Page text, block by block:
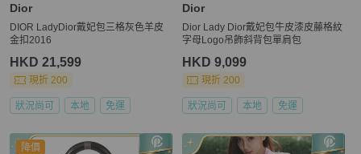
Dior
DIOR LadyDior戴妃包三格灰色羊皮
金扣2016
HKD 21,599
現折 200
狀況尚可 本地 免運
Dior
Dior Lady Dior戴妃包牛皮漆皮藤格紋
字母Logo吊飾斜背包單肩包
HKD 9,099
現折 200
狀況尚可 本地 免運
降價